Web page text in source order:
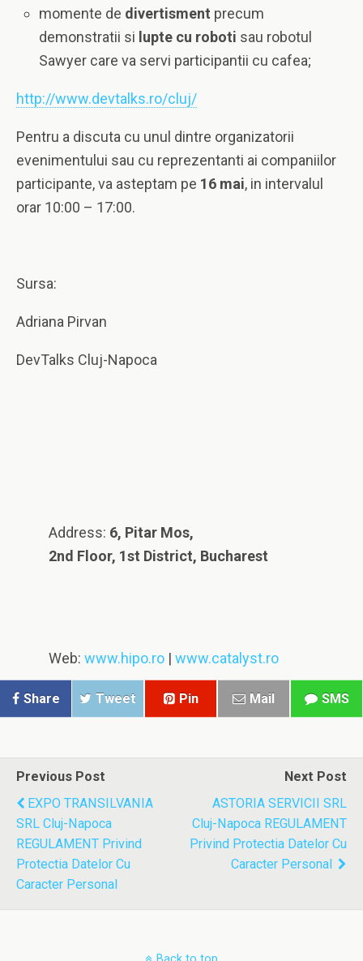
momente de divertisment precum
demonstratii si lupte cu roboti sau robotul
Sawyer care va servi participantii cu cafea;
http://www.devtalks.ro/cluj/
Pentru a discuta cu unul dintre organizatorii
evenimentului sau cu reprezentanti ai companiilor
participante, va asteptam pe 16 mai, in intervalul
orar 10:00 – 17:00.
Sursa:
Adriana Pirvan
DevTalks Cluj-Napoca
Address: 6, Pitar Mos,
2nd Floor, 1st District, Bucharest
Web: www.hipo.ro | www.catalyst.ro
Share Tweet Pin Mail SMS
Previous Post
EXPO TRANSILVANIA
SRL Cluj-Napoca
REGULAMENT Privind
Protectia Datelor Cu
Caracter Personal
Next Post
ASTORIA SERVICII SRL
Cluj-Napoca REGULAMENT
Privind Protectia Datelor Cu
Caracter Personal